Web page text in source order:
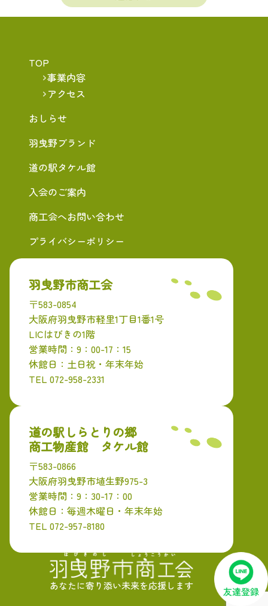
TOP
事業内容
アクセス
おしらせ
羽曳野ブランド
道の駅タケル館
入会のご案内
商工会へお問い合わせ
プライバシーポリシー
羽曳野市商工会
〒583-0854
大阪府羽曳野市軽里1丁目1番1号
LICはびきの1階
営業時間：9：00-17：15
休館日：土日祝・年末年始
TEL 072-958-2331
道の駅しらとりの郷
商工物産館 タケル館
〒583-0866
大阪府羽曳野市埴生野975-3
営業時間：9：30-17：00
休館日：毎週木曜日・年末年始
TEL 072-957-8180
あなたに寄り添い未来を応援します